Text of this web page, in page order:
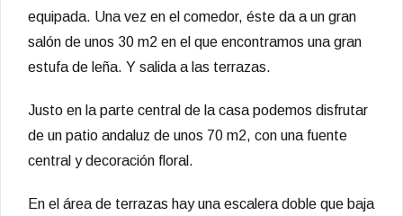
equipada. Una vez en el comedor, éste da a un gran
salón de unos 30 m2 en el que encontramos una gran
estufa de leña. Y salida a las terrazas.
Justo en la parte central de la casa podemos disfrutar
de un patio andaluz de unos 70 m2, con una fuente
central y decoración floral.
En el área de terrazas hay una escalera doble que baja